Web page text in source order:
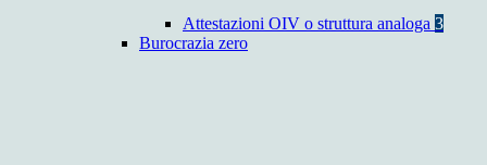
Attestazioni OIV o struttura analoga 3
Burocrazia zero